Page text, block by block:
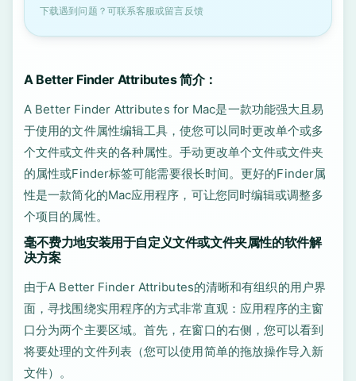
下载遇到问题？可联系客服或留言反馈
A Better Finder Attributes 简介：
A Better Finder Attributes for Mac是一款功能强大且易
于使用的文件属性编辑工具，使您可以同时更改单个或多
个文件或文件夹的各种属性。手动更改单个文件或文件夹
的属性或Finder标签可能需要很长时间。更好的Finder属
性是一款简化的Mac应用程序，可让您同时编辑或调整多
个项目的属性。
毫不费力地安装用于自定义文件或文件夹属性的软件解
决方案
由于A Better Finder Attributes的清晰和有组织的用户界
面，寻找围绕实用程序的方式非常直观：应用程序的主窗
口分为两个主要区域。首先，在窗口的右侧，您可以看到
将要处理的文件列表（您可以使用简单的拖放操作导入新
文件）。